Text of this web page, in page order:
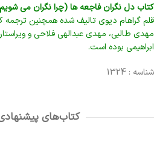
کتاب دل نگران فاجعه ها (چرا نگران می
قلم گراهام دیوی تالیف شده همچنین ترجمه
مهدی طالبی، مهدی عبدالهی فلاحی و
ابراهیمی بوده است.
شناسه : 1324
کتاب‌های